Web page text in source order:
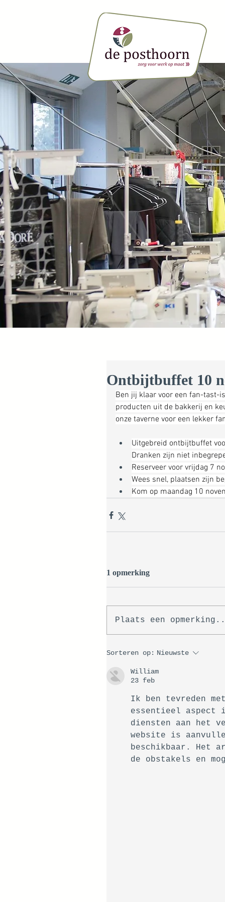
Ontbijtbuffet 10
Ben jij klaar voor een fan-tast-
producten uit de bakkerij en
onze taverne voor een lekker
Uitgebreid ontbijtbuffet
Dranken zijn niet
Reserveer voor vrijdag 7
Wees snel, plaatsen zijn
Kom op maandag 10
1 opmerking
Plaats een
Sorteren op: Nieuwste
William
23 feb
Ik ben tevreden
essentieel
diensten aan het
website is
beschikbaar. Het
de obstakels en